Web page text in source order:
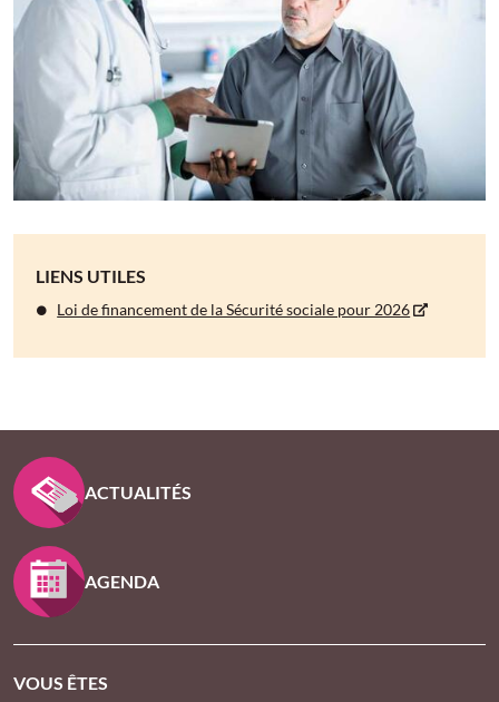
LIENS UTILES
Loi de financement de la Sécurité sociale pour 2026
PIED DE PAGE KLESIA - ASSUREUR D’INTÉRÊT
ACTUALITÉS
AGENDA
VOUS ÊTES